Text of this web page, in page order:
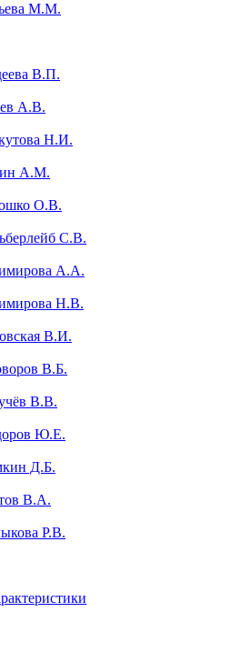
М.М.
В.П.
А.В.
Н.И.
А.М.
О.В.
С.В.
А.А.
Н.В.
В.И.
В.Б.
В.В.
Ю.Е.
Д.Б.
В.А.
Р.В.